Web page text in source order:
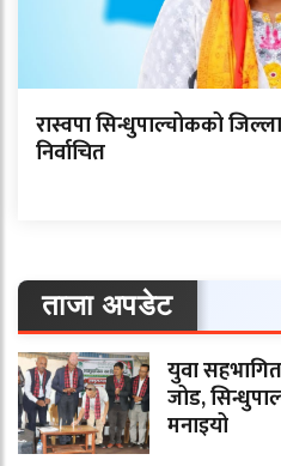
रास्वपा सिन्धुपाल्चोकको
निर्वाचित
ताजा अपडेट
युवा
जोड,
मनाइयो